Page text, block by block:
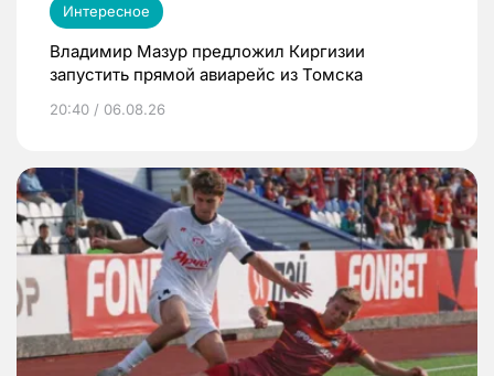
Интересное
Владимир Мазур предложил Киргизии
запустить прямой авиарейс из Томска
20:40 / 06.08.26